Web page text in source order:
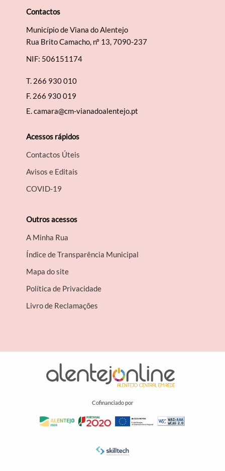
Contactos
Município de Viana do Alentejo
Rua Brito Camacho, nº 13, 7090-237
NIF: 506151174
T. 266 930 010
F. 266 930 019
E.camara@cm-vianadoalentejo.pt
Acessos rápidos
Contactos Úteis
Avisos e Editais
COVID-19
Outros acessos
A Minha Rua
Índice de Transparência Municipal
Mapa do site
Política de Privacidade
Livro de Reclamações
Cofinanciado por